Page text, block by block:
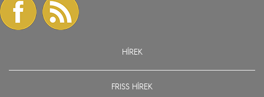
HÍREK
FRISS HÍREK